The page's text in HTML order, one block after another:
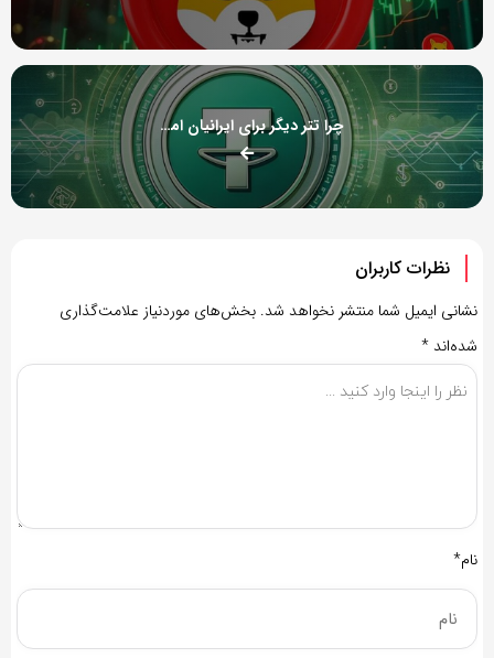
چرا تتر دیگر برای ایرانیان امن نیست؟!
نظرات کاربران
نشانی ایمیل شما منتشر نخواهد شد. بخش‌های موردنیاز علامت‌گذاری
شده‌اند *
نام*